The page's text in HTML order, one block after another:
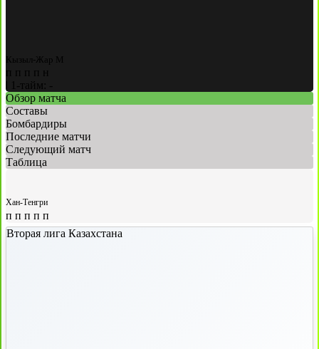
Кызыл-Жар М
п п п п
н
1-тайм: -
Обзор матча
Составы
Бомбардиры
Последние матчи
Следующий матч
Таблица
Хан-Тенгри
п п п п п
Вторая лига Казахстана